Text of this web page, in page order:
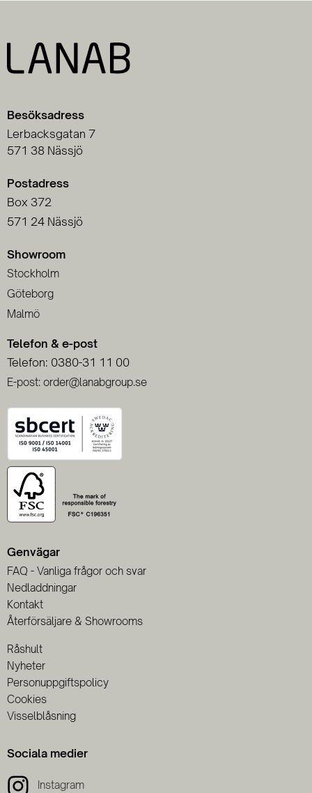
Besöksadress
Lerbacksgatan 7
571 38 Nässjö
Postadress
Box 372
571 24 Nässjö
Showroom
Stockholm
Göteborg
Malmö
Telefon & e-post
Telefon: 0380-31 11 00
E-post: order@lanabgroup.se
Genvägar
FAQ - Vanliga frågor och svar
Nedladdningar
Kontakt
Återförsäljare & Showrooms
Råshult
Nyheter
Personuppgiftspolicy
Cookies
Visselblåsning
Sociala medier
Instagram